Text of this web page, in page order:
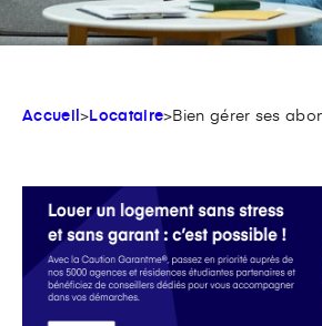
Accueil>Locataire>Bien gérer ses